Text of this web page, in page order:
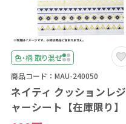
色・柄 取り混ぜ
商品コード：MAU-240050
ネイティ クッションレジ
ャーシート【在庫限り】